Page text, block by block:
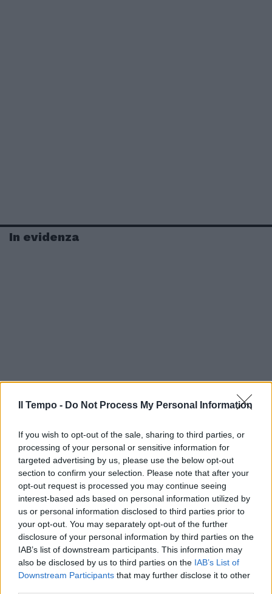
Il Tempo - Do Not Process My Personal Information
If you wish to opt-out of the sale, sharing to third parties, or
processing of your personal or sensitive information for
targeted advertising by us, please use the below opt-out
section to confirm your selection. Please note that after your
opt-out request is processed you may continue seeing
interest-based ads based on personal information utilized by
us or personal information disclosed to third parties prior to
your opt-out. You may separately opt-out of the further
disclosure of your personal information by third parties on the
IAB’s list of downstream participants. This information may
also be disclosed by us to third parties on the IAB’s List of
Downstream Participants that may further disclose it to other
In evidenza